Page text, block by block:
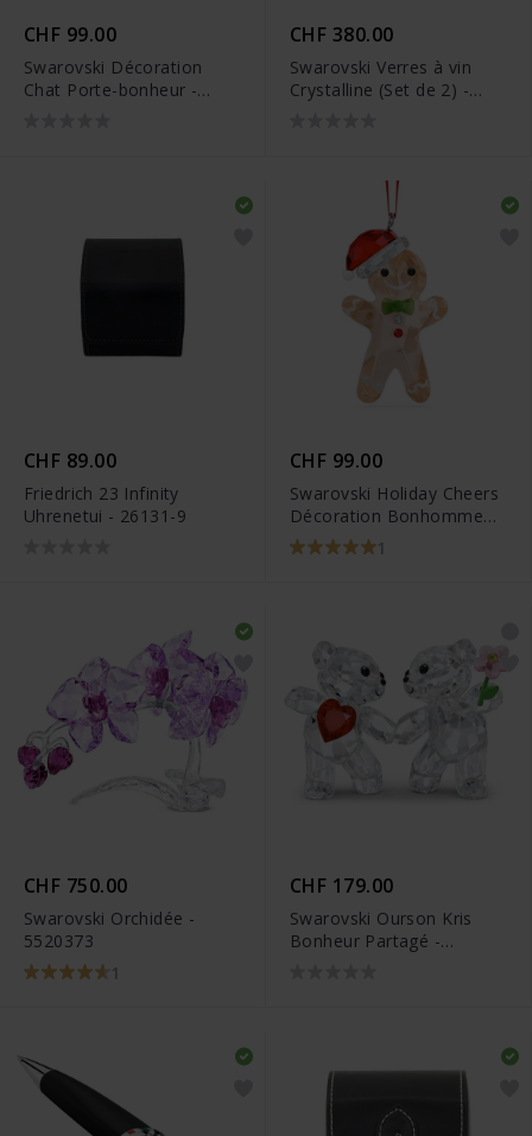
CHF 99.00
Swarovski Décoration
Chat Porte-bonheur -
CHF 380.00
Swarovski Verres à vin
Crystalline (Set de 2) -
CHF 89.00
Friedrich 23 Infinity
Uhrenetui - 26131-9
CHF 99.00
Swarovski Holiday Cheers
Décoration Bonhomme
de Pain d’épice - 5627607
1
CHF 750.00
Swarovski Orchidée -
5520373
1
CHF 179.00
Swarovski Ourson Kris
Bonheur Partagé -